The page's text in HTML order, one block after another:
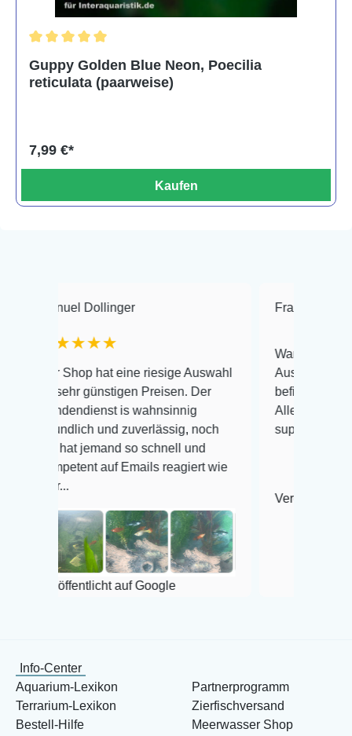
Guppy Golden Blue Neon, Poecilia
reticulata (paarweise)
7,99 €*
Kaufen
hat eine riesige Auswahl
günstigen Preisen. Der
is wahnsinnig
und zuverlässig, noch
so schnell und
auf Emails reagiert wie
auf Google
Frank Hackmayer
Warenanlieferung Top und
Auswahl plus
befinden der Fische
Alles ist quick lebendig und
super Zustand. Gerne
Veröffentlicht auf Google
Info-Center
Aquarium-Lexikon
Terrarium-Lexikon
Bestell-Hilfe
Partnerprogramm
Zierfischversand
Meerwasser Shop